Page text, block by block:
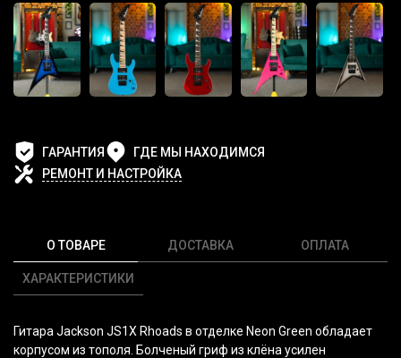
ГАРАНТИЯ
ГДЕ МЫ НАХОДИМСЯ
РЕМОНТ И НАСТРОЙКА
О ТОВАРЕ
ХАРАКТЕРИСТИКИ
ДОСТАВКА ОПЛАТА
Гитара Jackson JS1X Rhoads в отделке Neon Green обладает
корпусом из тополя. Болченый гриф из клёна усилен